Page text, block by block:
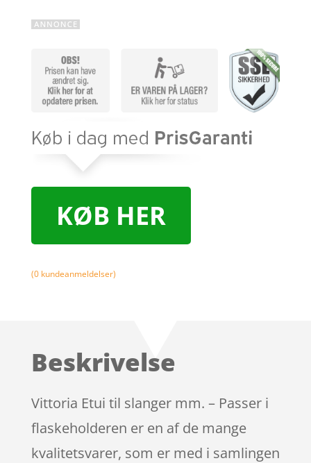
KØB HER
(0kundeanmeldelser)
Beskrivelse
Vittoria Etui til slanger mm. – Passer i
flaskeholderen er en af de mange
kvalitetsvarer, som er med i samlingen